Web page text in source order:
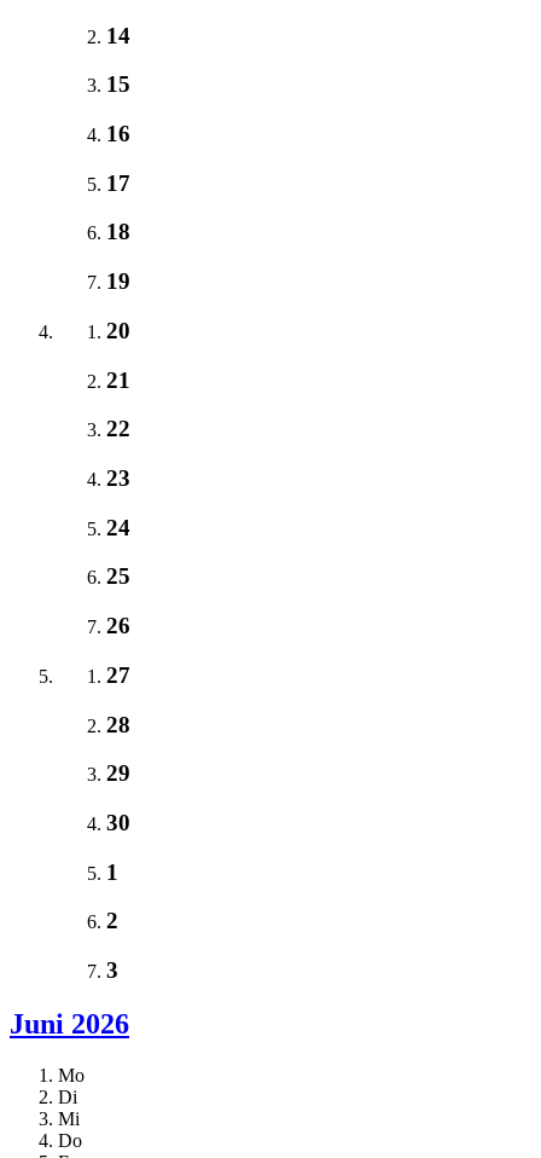
14
15
16
17
18
19
20
21
22
23
24
25
26
27
28
29
30
1
2
3
Juni 2026
Mo
Di
Mi
Do